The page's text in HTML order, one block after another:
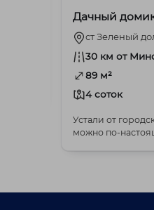
Дачный
ст Зеленый
30 км от
89 м²
4 соток
Устали от
можно по-